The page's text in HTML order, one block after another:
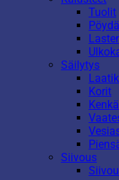
Tuolit
Säilytys
Korit
Siivous